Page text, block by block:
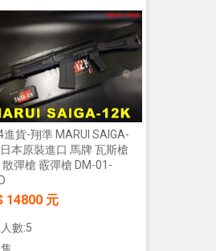
300連
M4金
進貨-翔準 MARUI SAIGA-
本原裝進口 馬牌 瓦斯槍
散彈槍 霰彈槍 DM-01-
14800 元
數:5